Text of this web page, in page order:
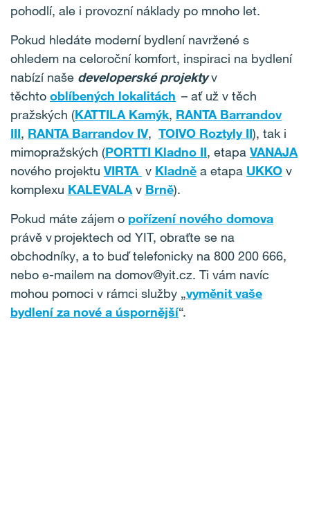
pohodlí, ale i provozní náklady po mnoho let.
Pokud hledáte moderní bydlení navržené s
ohledem na celoroční komfort, inspiraci na bydlení
nabízí naše developerské projektyv
těchto oblíbených lokalitách – ať už v těch
pražských (KATTILA Kamýk, RANTA Barrandov
III, RANTA Barrandov IV, TOIVO Roztyly II), tak i
mimopražských (PORTTI Kladno II, etapa VANAJA
nového projektu VIRTA v Kladně a etapa UKKO v
komplexu KALEVALA v Brně).
Pokud máte zájem o pořízení nového domova
právě v projektech od YIT, obraťte se na
obchodníky, a to buď telefonicky na 800 200 666,
nebo e-mailem na domov@yit.cz. Ti vám navíc
mohou pomoci v rámci služby „vyměnit vaše
bydlení za nové a úspornější“.